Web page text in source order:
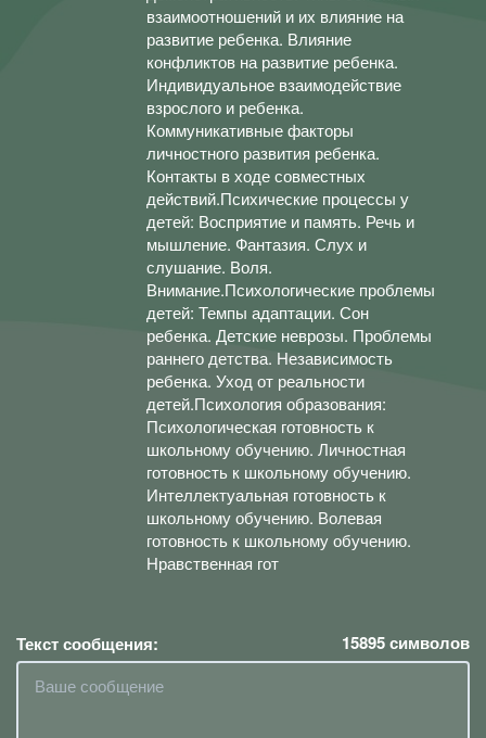
взаимоотношений и их влияние на
развитие ребенка. Влияние
конфликтов на развитие ребенка.
Индивидуальное взаимодействие
взрослого и ребенка.
Коммуникативные факторы
личностного развития ребенка.
Контакты в ходе совместных
действий.Психические процессы у
детей: Восприятие и память. Речь и
мышление. Фантазия. Слух и
слушание. Воля.
Внимание.Психологические проблемы
детей: Темпы адаптации. Сон
ребенка. Детские неврозы. Проблемы
раннего детства. Независимость
ребенка. Уход от реальности
детей.Психология образования:
Психологическая готовность к
школьному обучению. Личностная
готовность к школьному обучению.
Интеллектуальная готовность к
школьному обучению. Волевая
готовность к школьному обучению.
Нравственная гот
Текст сообщения: 15895символов